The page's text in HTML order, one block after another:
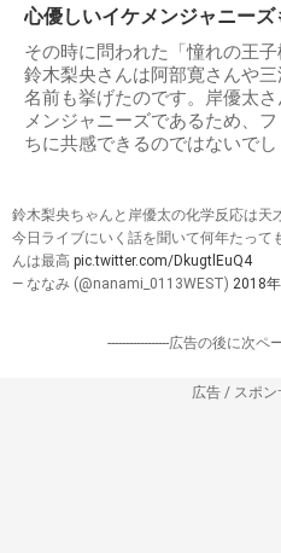
心優しいイケメンジャニーズ
その時に問われた「憧れの王
鈴木梨央さんは阿部寛さんや
名前も挙げたのです。岸優太
メンジャニーズであるため、
ちに共感できるのではないでし
鈴木梨央ちゃんと岸優太の化学反応は天
今日ライブにいく話を聞いて何年たって
んは最高 pic.twitter.com/DkugtlEuQ4
— ななみ (@nanami_0113WEST) 2018
-----------------広告の後に次ペ
広告 / スポン